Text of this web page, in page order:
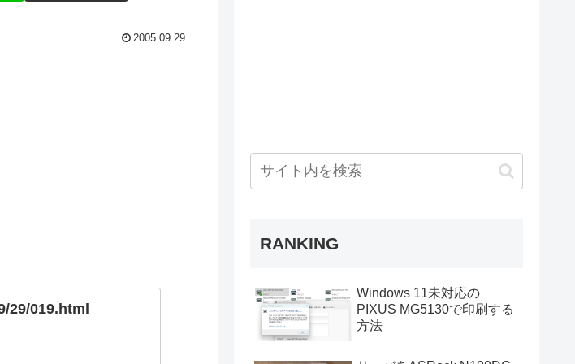
2005.09.29
29/019.html
RANKING
Windows 11未対応の
PIXUS MG5130で印刷する
方法